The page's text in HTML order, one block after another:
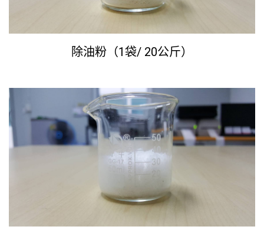
除油粉（1袋/ 20公斤）